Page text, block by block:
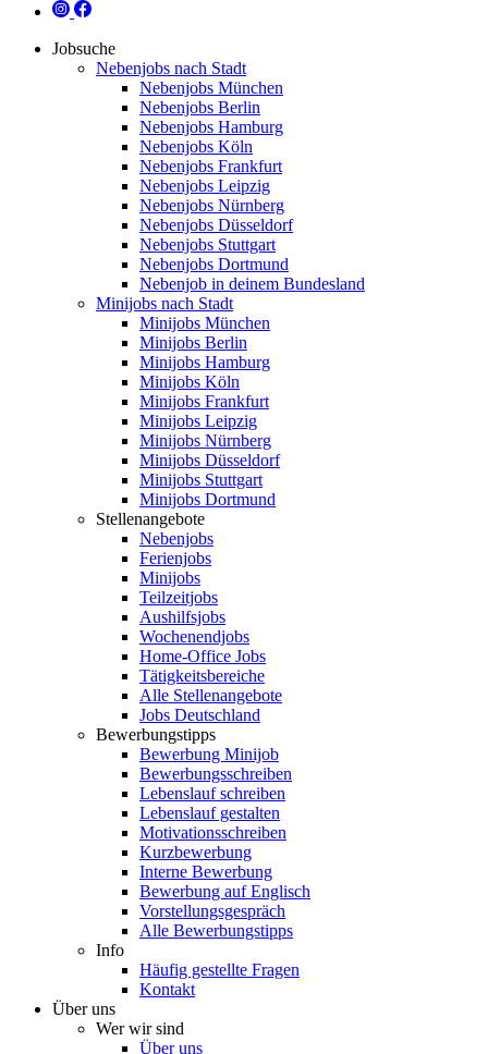
Jobsuche
Nebenjobs nach Stadt
Nebenjobs München
Nebenjobs Berlin
Nebenjobs Hamburg
Nebenjobs Köln
Nebenjobs Frankfurt
Nebenjobs Leipzig
Nebenjobs Nürnberg
Nebenjobs Düsseldorf
Nebenjobs Stuttgart
Nebenjobs Dortmund
Nebenjob in deinem Bundesland
Minijobs nach Stadt
Minijobs München
Minijobs Berlin
Minijobs Hamburg
Minijobs Köln
Minijobs Frankfurt
Minijobs Leipzig
Minijobs Nürnberg
Minijobs Düsseldorf
Minijobs Stuttgart
Minijobs Dortmund
Stellenangebote
Nebenjobs
Ferienjobs
Minijobs
Teilzeitjobs
Aushilfsjobs
Wochenendjobs
Home-Office Jobs
Tätigkeitsbereiche
Alle Stellenangebote
Jobs Deutschland
Bewerbungstipps
Bewerbung Minijob
Bewerbungsschreiben
Lebenslauf schreiben
Lebenslauf gestalten
Motivationsschreiben
Kurzbewerbung
Interne Bewerbung
Bewerbung auf Englisch
Vorstellungsgespräch
Alle Bewerbungstipps
Info
Häufig gestellte Fragen
Kontakt
Über uns
Wer wir sind
Über uns